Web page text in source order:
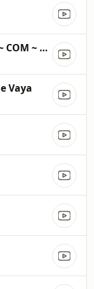
Wskq ~ Station break ~ COM ~ 31500
Vaya